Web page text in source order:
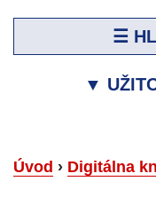
☰
▼
Úvod › Digitálna